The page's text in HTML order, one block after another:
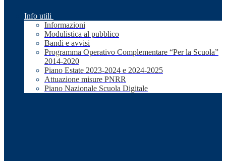
Info utili
Informazioni
Modulistica al pubblico
Bandi e avvisi
Programma Operativo Complementare “Per la Scuola”
2014-2020
Piano Estate 2023-2024 e 2024-2025
Attuazione misure PNRR
Piano Nazionale Scuola Digitale